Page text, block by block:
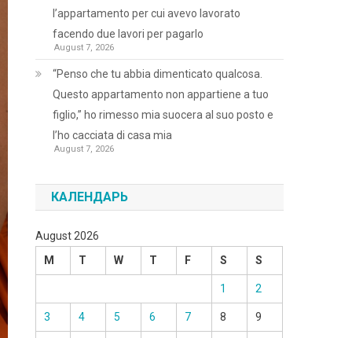
l’appartamento per cui avevo lavorato
facendo due lavori per pagarlo
August 7, 2026
“Penso che tu abbia dimenticato qualcosa.
Questo appartamento non appartiene a tuo
figlio,” ho rimesso mia suocera al suo posto e
l’ho cacciata di casa mia
August 7, 2026
КАЛЕНДАРЬ
August 2026
M
T W T F S S
1 2
3 4 5 6 7 8 9